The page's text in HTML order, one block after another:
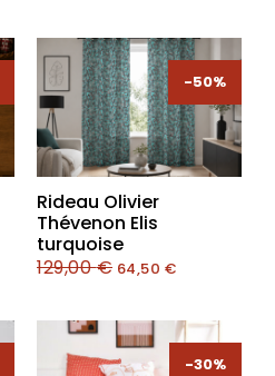
-50%
-50%
Rideau Olivier
Thévenon Elis
turquoise
129,00€ 64,50 €
-30%
-30%